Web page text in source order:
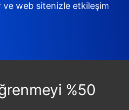
web sitenizle etkileşim
%50